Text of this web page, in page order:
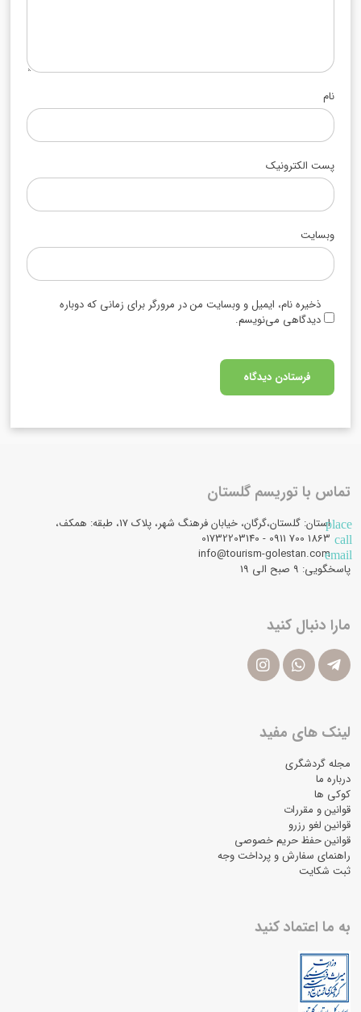
نام
پست الکترونیک
وبسایت
ذخیره نام، ایمیل و وبسایت من در مرورگر برای زمانی که دوباره
دیدگاهی می‌نویسم.
تماس با توریسم گلستان
placeاستان: گلستان،گرگان، خیابان فرهنگ شهر، پلاک 17، طبقه: همکف،
call
email
info@tourism-golestan.com
پاسخگویی: ۹ صبح الی 19
مارا دنبال کنید
لینک های مفید
مجله گردشگری
درباره ما
کوکی ها
قوانین و مقررات
قوانین لغو رزرو
قوانین حفظ حریم خصوصی
راهنمای سفارش و پرداخت وجه
ثبت شکایت
به ما اعتماد کنید